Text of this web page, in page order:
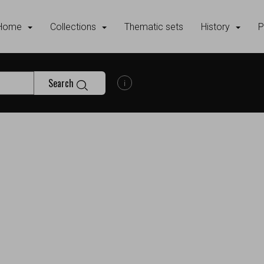
Collections Thematic sets History
Search Show search help information